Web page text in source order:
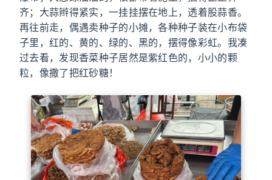
齐；大蒜辫得紧实，一挂挂摆在地上，透着股蒜香。
再往前走，偶遇卖种子的小摊，各种种子装在小布袋
子里，红的、黄的、绿的、黑的，摆得像彩虹。我凑
过去看，发现香菜种子居然是紫红色的，小小的颗
粒，像撒了把红砂糖！